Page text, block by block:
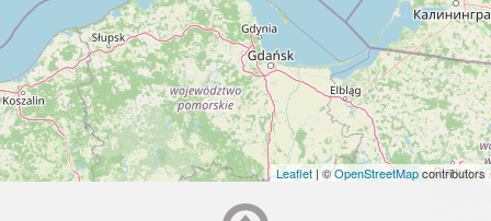
Leaflet | ©OpenStreetMapcontributors